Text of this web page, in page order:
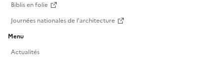
Biblis en folie
Journées nationales de l'architecture
Menu
Actualités